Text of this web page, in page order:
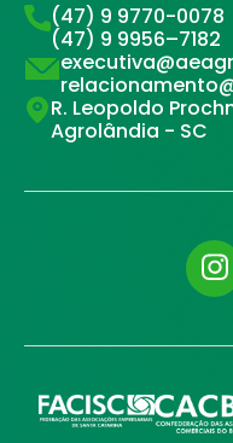
(47) 9 9770-0078
(47) 9 9956–7182
R. Leopoldo
Agrolândia - SC